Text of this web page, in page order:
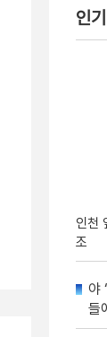
인
인천
조
야
들